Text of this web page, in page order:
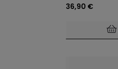
36,90 €